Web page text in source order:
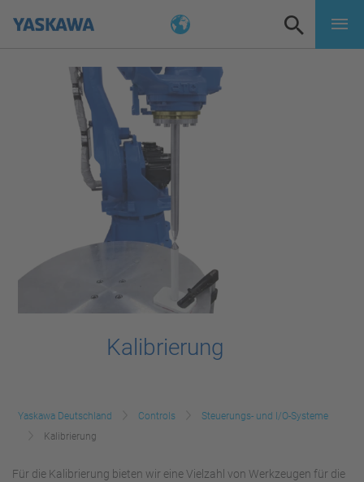
Kalibrierung
Yaskawa Deutschland Controls
Steuerungs- und I/O-Systeme
Kalibrierung
Für die Kalibrierung bieten wir eine Vielzahl von Werkzeugen für die